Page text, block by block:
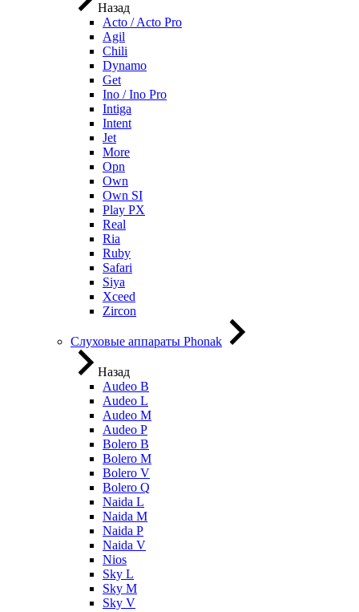
Назад
Acto / Acto Pro
Agil
Chili
Dynamo
Get
Ino / Ino Pro
Intiga
Intent
Jet
More
Opn
Own
Own SI
Play PX
Real
Ria
Ruby
Safari
Siya
Xceed
Zircon
Слуховые аппараты Phonak
Назад
Audeo B
Audeo L
Audeo М
Audeo P
Bolero B
Bolero M
Bolero V
Bolero Q
Naida L
Naida M
Naida P
Naida V
Nios
Sky L
Sky M
Sky V